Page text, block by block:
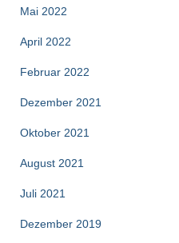
Mai 2022
April 2022
Februar 2022
Dezember 2021
Oktober 2021
August 2021
Juli 2021
Dezember 2019